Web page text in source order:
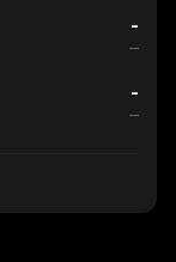
-
-